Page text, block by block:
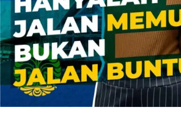
OUR PROGRAM
REGISTRATION